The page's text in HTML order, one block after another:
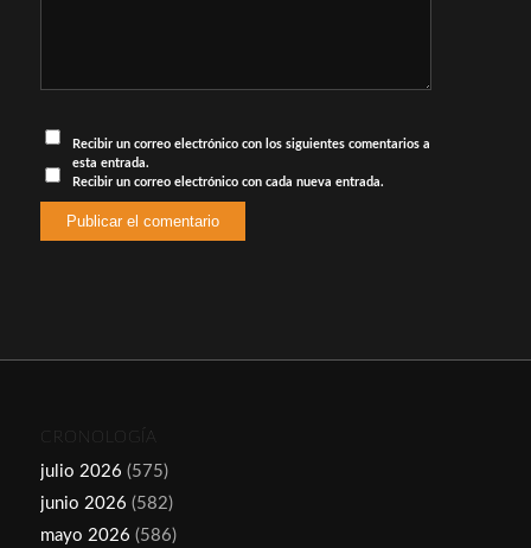
Recibir un correo electrónico con los siguientes comentarios a
esta entrada.
Recibir un correo electrónico con cada nueva entrada.
CRONOLOGÍA
julio 2026 (575)
junio 2026 (582)
mayo 2026 (586)